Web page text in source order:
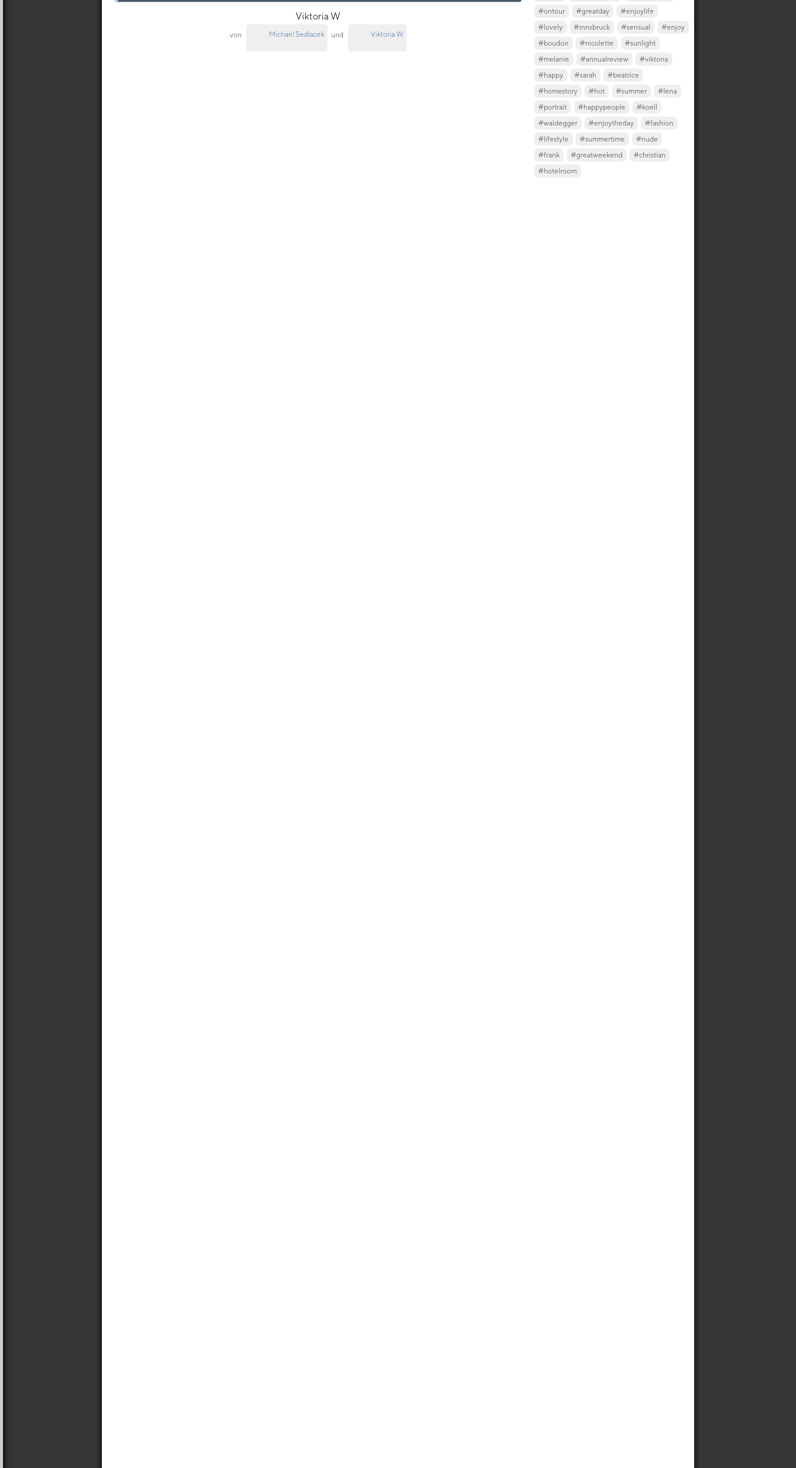
Viktoria W
von Michael Sedlacek und Viktoria W.
#ontour
#greatday
#enjoylife
#lovely
#innsbruck #sensual
#enjoy
#boudoir
#nicolette
#sunlight
#melanie
#annualreview
#viktoria
#happy
#sarah
#beatrice
#homestory
#hot #summer
#lena
#portrait
#happypeople
#koell
#waldegger
#enjoytheday
#fashion
#lifestyle
#summertime
#nude
#frank
#greatweekend
#christian
#hotelroom